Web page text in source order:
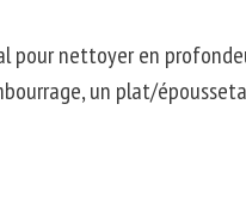
nettoyer en
un plat/